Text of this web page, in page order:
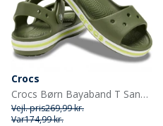
Crocs
Crocs Børn Bayaband T Sandaler Army Green
Vejl. pris269,99 kr.
Var174,99 kr.